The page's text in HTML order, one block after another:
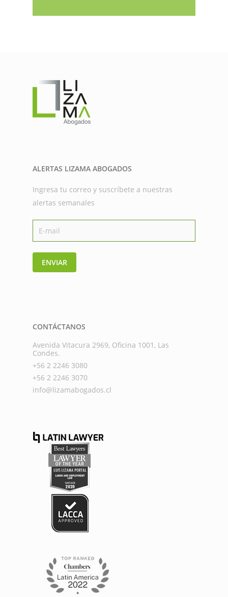
ALERTAS LIZAMA ABOGADOS
Ingresa tu correo y suscríbete a nuestras
alertas semanales
ENVIAR
CONTÁCTANOS
Avenida Vitacura 2969, Oficina 1001, Las
Condes.
+56 2 2246 3080
+56 2 2246 3070
info@lizamabogados.cl